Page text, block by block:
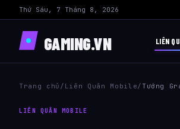
Thứ Sáu, 7 Tháng 8, 2026
GAMING.VN LIÊN
Trang chủ / Liên Quân Mobile/ Tướng
LIÊN QUÂN MOBILE